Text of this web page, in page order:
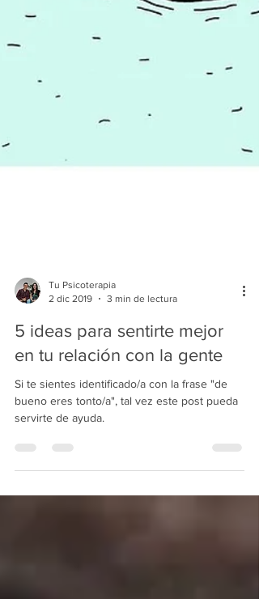
3 min de lectura
5 ideas para sentirte mejor
en tu relación con la gente
Si te sientes identificado/a con la frase "de
bueno eres tonto/a", tal vez este post pueda
servirte de ayuda.